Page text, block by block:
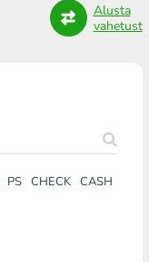
Alusta
vahetust
PS CHECK CASH